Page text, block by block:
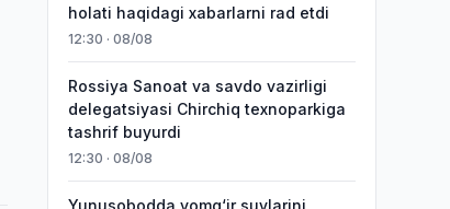
holati haqidagi xabarlarni rad etdi
12:30 · 08/08
Rossiya Sanoat va savdo vazirligi
delegatsiyasi Chirchiq texnoparkiga
tashrif buyurdi
12:30 · 08/08
Yunusobodda yomg‘ir suvlarini